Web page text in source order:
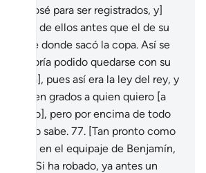
ante José para ser registrados, y]
de ellos antes que el de su
de donde sacó la copa. Así se
No habría podido quedarse con su
forma], pues así era la ley del rey, y
Elevo en grados a quien quiero [a
pero por encima de todo
todo lo sabe. 77. [Tan pronto como
en el equipaje de Benjamín,
“Si ha robado, ya antes un